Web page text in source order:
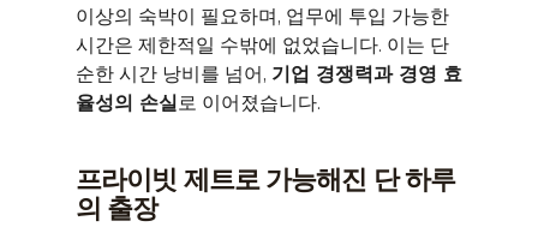
이상의 숙박이 필요하며, 업무에 투입 가능한
시간은 제한적일 수밖에 없었습니다. 이는 단
순한 시간 낭비를 넘어, 기업 경쟁력과 경영 효
율성의 손실로 이어졌습니다.
프라이빗 제트로 가능해진 단 하루
의 출장